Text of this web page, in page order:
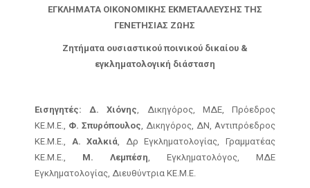
ΕΓΚΛΗΜΑΤΑ ΟΙΚΟΝΟΜΙΚΗΣ ΕΚΜΕΤΑΛΛΕΥΣΗΣ ΤΗΣ
ΓΕΝΕΤΗΣΙΑΣ ΖΩΗΣ
Ζητήματα ουσιαστικού ποινικού δικαίου &
εγκληματολογική διάσταση
Εισηγητές:Δ. Χιόνης, Δικηγόρος, ΜΔΕ, Πρόεδρος
ΚΕ.Μ.Ε., Φ. Σπυρόπουλος, Δικηγόρος, ΔΝ, Αντιπρόεδρος
ΚΕ.Μ.Ε., Α. Χαλκιά, Δρ Εγκληματολογίας, Γραμματέας
ΚΕ.Μ.Ε., Μ. Λεμπέση, Εγκληματολόγος, ΜΔΕ
Εγκληματολογίας, Διευθύντρια ΚΕ.Μ.Ε.